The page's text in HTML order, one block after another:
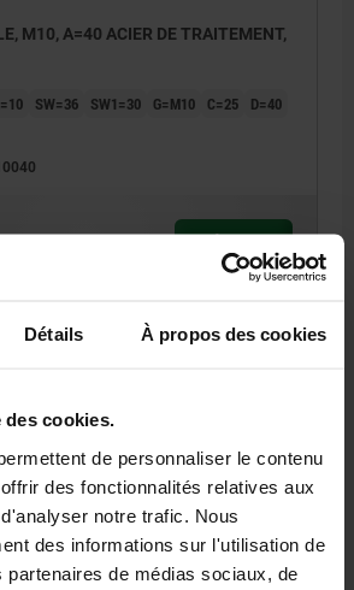
Détails À propos des cookies
cookies.
de personnaliser le contenu
des fonctionnalités relatives aux
notre trafic. Nous
des informations sur l'utilisation de
partenaires de médias sociaux, de
M10, A=40 ACIER DE TRAITEMENT,
SW=36 SW1=30 G=M10 C=25
D=40
M10, A=50 ACIER DE TRAITEMENT,